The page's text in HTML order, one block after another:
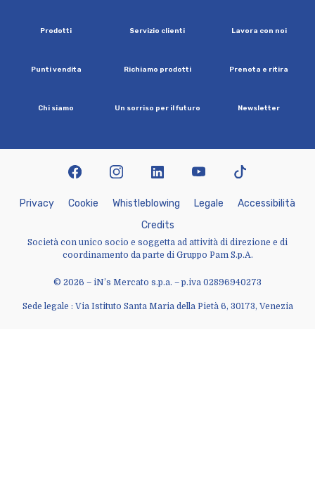
Prodotti Servizio clienti Lavora con noi
Puntivendita Richiamo prodotti Prenota e ritira
Chi siamo Un sorriso per ilfuturo Newsletter
© 2026 – iN’s Mercato s.p.a. – p.iva 02896940273
Sede legale : Via Istituto Santa Maria della Pietà 6, 30173, Venezia
Privacy Cookie Whist eb owing Lega e Accessibi ità
Credits
Società con unico socio e soggetta ad attività di direzione e di
coordinamento da parte di Gruppo Pam S.p.A.
facebookinstagramlinkedin youtubetiktok